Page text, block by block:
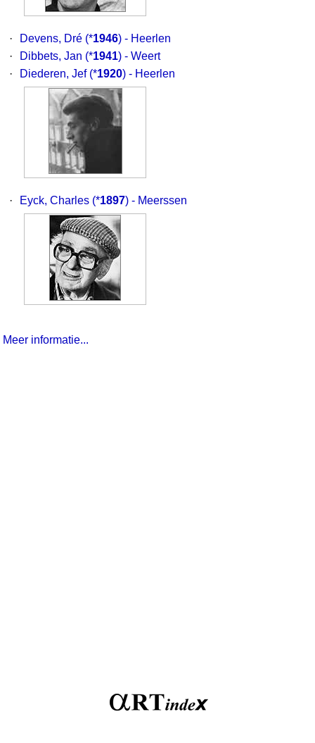
· Devens, Dré (*1946) - Heerlen
·
Dibbets, Jan (*1941) - Weert
·
Diederen, Jef (*1920) - Heerlen
· Eyck, Charles (*1897) - Meerssen
Meer informatie...